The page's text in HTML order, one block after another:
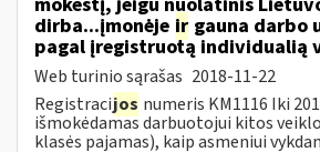
dirba...įmonėje ir gauna darbo
pagal įregistruotą individualią
Web turinio sąrašas 2018-11-22
Registracijos numeris KM1116 Iki
išmokėdamas darbuotojui kitos
klasės pajamas), kaip asmeniui